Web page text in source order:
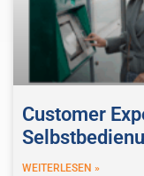
Customer
WEITERLESEN »